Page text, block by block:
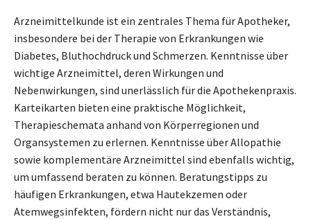
Arzneimittelkunde ist ein zentrales Thema für Apotheker,
insbesondere bei der Therapie von Erkrankungen wie
Diabetes, Bluthochdruck und Schmerzen. Kenntnisse über
wichtige Arzneimittel, deren Wirkungen und
Nebenwirkungen, sind unerlässlich für die Apothekenpraxis.
Karteikarten bieten eine praktische Möglichkeit,
Therapieschemata anhand von Körperregionen und
Organsystemen zu erlernen. Kenntnisse über Allopathie
sowie komplementäre Arzneimittel sind ebenfalls wichtig,
um umfassend beraten zu können. Beratungstipps zu
häufigen Erkrankungen, etwa Hautekzemen oder
Atemwegsinfekten, fördern nicht nur das Verständnis,